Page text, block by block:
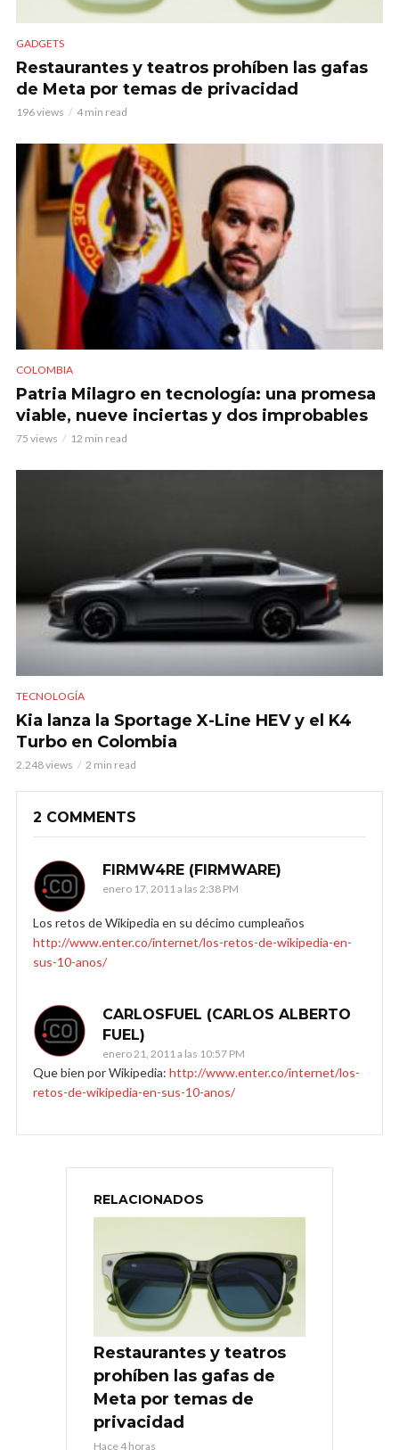
GADGETS
Restaurantes y teatros prohíben las gafas
de Meta por temas de privacidad
196 views 4 min read
COLOMBIA
Patria Milagro en tecnología: una promesa
viable, nueve inciertas y dos improbables
75 views 12 min read
TECNOLOGÍA
Kia lanza la Sportage X-Line HEV y el K4
Turbo en Colombia
2.248 views 2 min read
2 COMMENTS
FIRMW4RE (FIRMWARE)
enero 17, 2011 a las 2:38 PM
Los retos de Wikipedia en su décimo cumpleaños
http://www.enter.co/internet/los-retos-de-wikipedia-en-
sus-10-anos/
CARLOSFUEL (CARLOS ALBERTO
FUEL)
enero 21, 2011 a las 10:57 PM
Que bien por Wikipedia: http://www.enter.co/internet/los-
retos-de-wikipedia-en-sus-10-anos/
RELACIONADOS
Restaurantes y teatros
prohíben las gafas de
Meta por temas de
privacidad
Hace 4 horas